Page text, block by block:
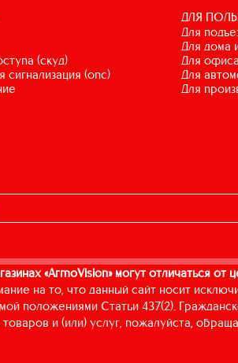
(скуд)
сигнализация (опс)
ДЛЯ
для
для дома
для
для
для
«ArmoVision» могут отличаться от
на то, что данный сайт носит
положениями Статьи 437(2).
товаров и (или) услуг, пожалуйста,